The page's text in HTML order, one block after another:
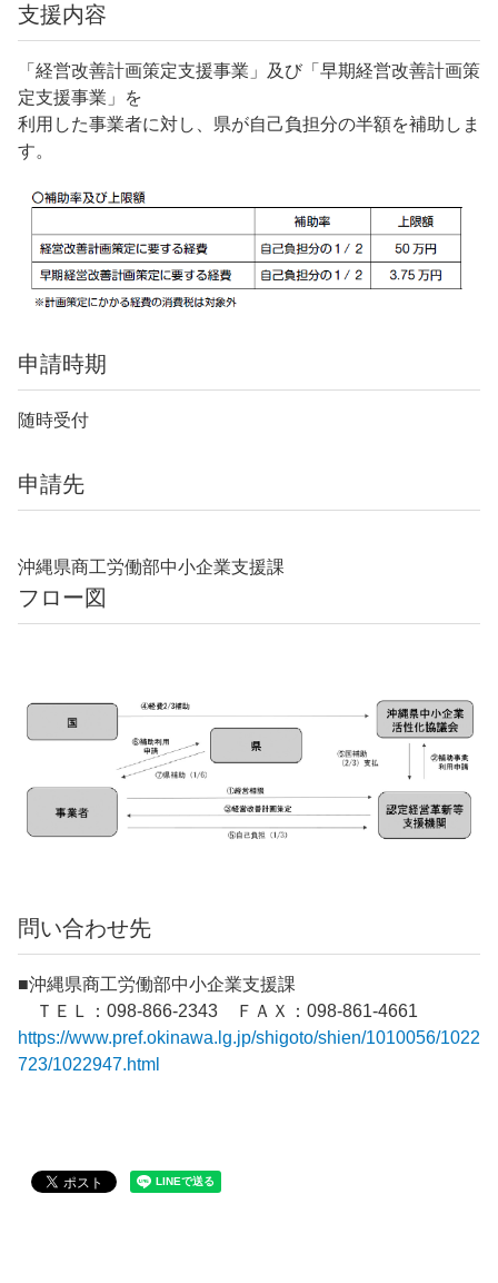
支援内容
「経営改善計画策定支援事業」及び「早期経営改善計画策
定支援事業」を
利用した事業者に対し、県が自己負担分の半額を補助しま
す。
申請時期
随時受付
申請先
沖縄県商工労働部中小企業支援課
フロー図
問い合わせ先
■沖縄県商工労働部中小企業支援課
ＴＥＬ：098-866-2343 ＦＡＸ：098-861-4661
https://www.pref.okinawa.lg.jp/shigoto/shien/1010056/1022
723/1022947.html